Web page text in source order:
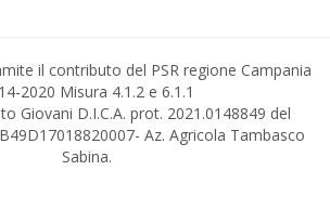
il contributo del PSR regione Campania
2020 Misura 4.1.2 e 6.1.1
Giovani D.I.C.A. prot. 2021.0148849 del
Az. Agricola Tambasco
Sabina.